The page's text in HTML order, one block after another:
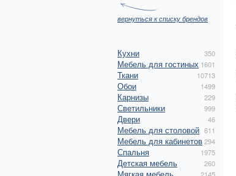
вернуться к списку брендов
Кухни 350
Мебель для гостиных 1601
Ткани 10713
Обои 1499
Карнизы 229
Светильники 999
Двери 46
Мебель для столовой 611
Мебель для кабинетов294
Спальня 1975
Детская мебель 260